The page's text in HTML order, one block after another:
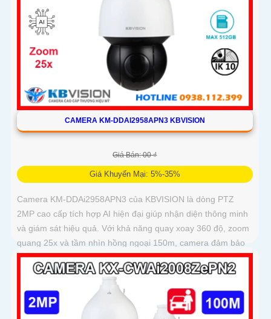
CAMERA KM-DDAI2958APN3 KBVISION
Giá Bán: 00 ₫
Giá Khuyến Mại: 5%-35%
Camera KM-DDAi2958APN3 của KBVISION là dòng PTZ
2MP cao cấp tích hợp AI hiện đại giúp nhận diện thông minh
và giám sát hiệu quả. Với khả năng quay xoay 360 độ, zoom
quang 25x và tầm nhìn hồng ngoại 150m, camera đảm bảo
hình ảnh sắc nét trong mọi điều kiện